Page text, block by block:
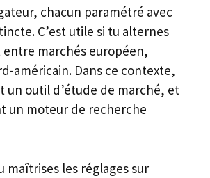
chacun paramétré avec
C’est utile si tu alternes
marchés européen,
américain. Dans ce contexte,
un outil d’étude de marché, et
un moteur de recherche
maîtrises les réglages sur